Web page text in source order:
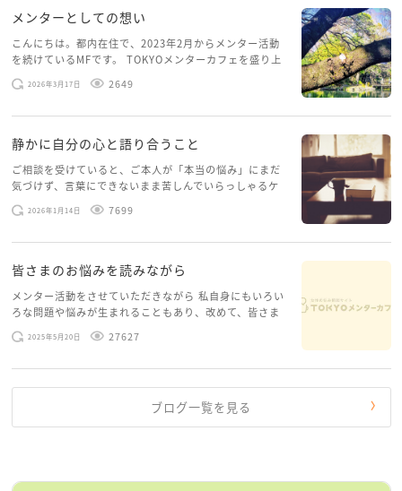
メンターとしての想い
こんにちは。都内在住で、2023年2月からメンター活動
を続けているMFです。 TOKYOメンターカフェを盛り上
げたいという想いから、勇気を出して初めてブログを投
稿してみようと思います。少し自分のことを書いてみま
2026年3月17日 2649
静かに自分の心と語り合うこと
ご相談を受けていると、ご本人が「本当の悩み」にまだ
気づけず、言葉にできないまま苦しんでいらっしゃるケ
ースがありますお悩みというのは、心の深いところ（深
層心理）に触れることで、まったく違う角度から解決の
2026年1月14日 7699
皆さまのお悩みを読みながら
メンター活動をさせていただきながら 私自身にもいろい
ろな問題や悩みが生まれることもあり、改めて、皆さま
のお悩みを読みながら 「みんな、もがいてる。わたし
だけじゃないんだな」と、逆に励まされるような日々で
2025年5月20日 27627
ブログ一覧を見る